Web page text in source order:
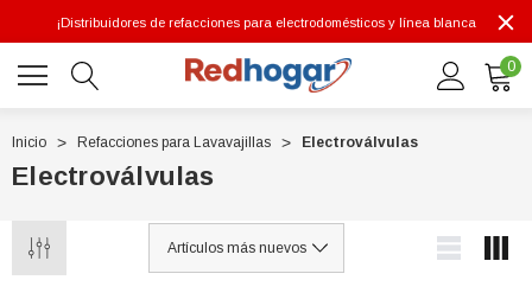
¡Distribuidores de refacciones para electrodomésticos y línea blanca
0
Inicio Refacciones para Lavavajillas Electroválvulas
Electroválvulas
7614